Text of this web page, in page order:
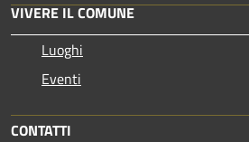
VIVERE IL COMUNE
Luoghi
Eventi
CONTATTI